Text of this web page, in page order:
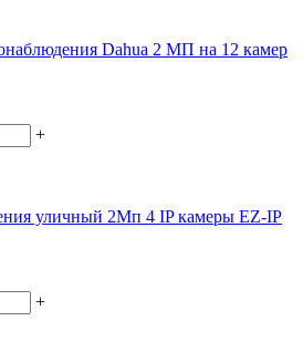
Dahua 2 МП на 12 камер
+
уличный 2Мп 4 IP камеры EZ-IP
+